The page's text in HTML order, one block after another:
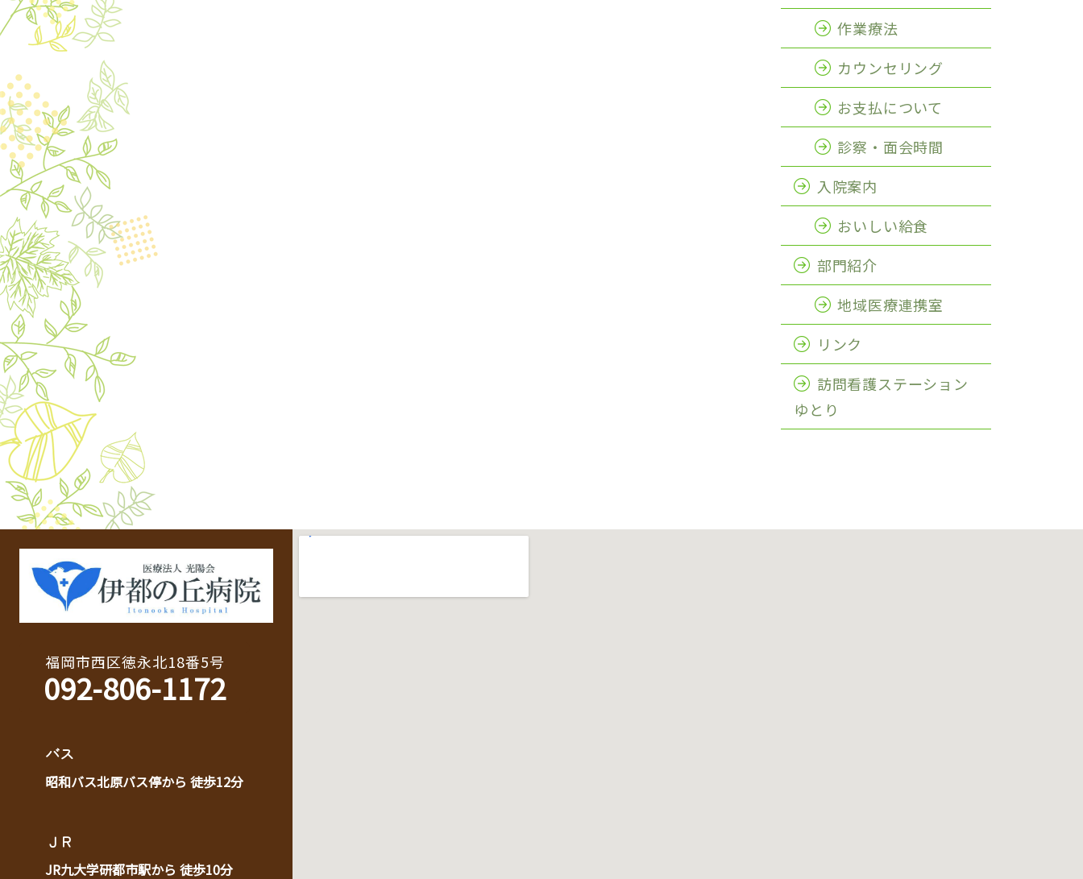
作業療法
カウンセリング
お支払について
診察・面会時間
入院案内
おいしい給食
部門紹介
地域医療連携室
リンク
訪問看護ステーション
ゆとり
福岡市西区徳永北18番5号
092-806-1172
バス
昭和バス北原バス停から 徒歩12分
ＪＲ
JR九大学研都市駅から 徒歩10分